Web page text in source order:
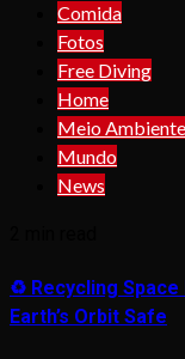
Comida
Fotos
Free Diving
Home
Meio Ambiente
Mundo
News
♻️ Recycling Space
Earth’s Orbit Safe